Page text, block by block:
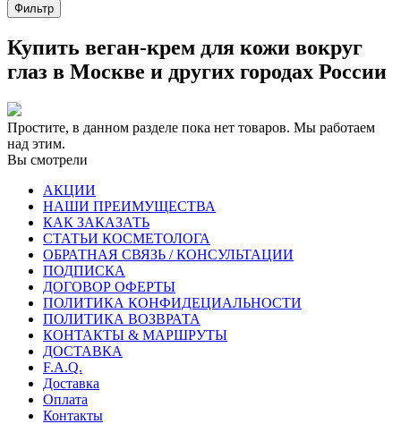
Фильтр
Купить веган-крем для кожи вокруг
глаз в Москве и других городах России
Простите, в данном разделе пока нет товаров. Мы работаем
над этим.
Вы смотрели
АКЦИИ
НАШИ ПРЕИМУЩЕСТВА
КАК ЗАКАЗАТЬ
СТАТЬИ КОСМЕТОЛОГА
ОБРАТНАЯ СВЯЗЬ / КОНСУЛЬТАЦИИ
ПОДПИСКА
ДОГОВОР ОФЕРТЫ
ПОЛИТИКА КОНФИДЕЦИАЛЬНОСТИ
ПОЛИТИКА ВОЗВРАТА
КОНТАКТЫ & МАРШРУТЫ
ДОСТАВКА
F.A.Q.
Доставка
Оплата
Контакты